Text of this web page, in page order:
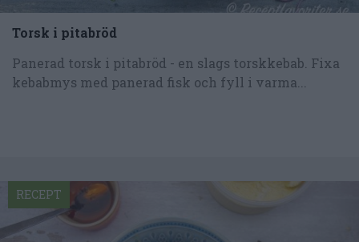
Torsk i pitabröd
Panerad torsk i pitabröd - en slags torskkebab. Fixa
kebabmys med panerad fisk och fyll i varma...
RECEPT